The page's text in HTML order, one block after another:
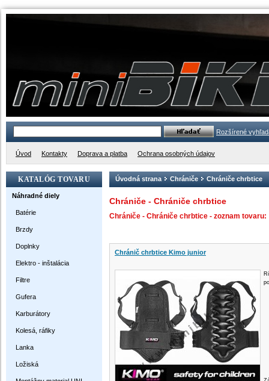
Rozšírené
Úvod Kontakty Doprava a platba Ochrana osobných údajov
KATALÓG TOVARU
Náhradné diely
Batérie
Brzdy
Doplnky
Elektro - inštalácia
Filtre
Gufera
Karburátory
Kolesá, ráfiky
Lanka
Ložiská
Úvodná strana Chrániče Chrániče chrbtice
Chrániče - Chrániče chrbtice
Chrániče - Chrániče chrbtice - zoznam tovaru:
Chránič chrbtice Kimo junior